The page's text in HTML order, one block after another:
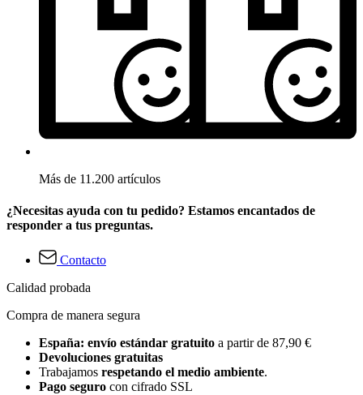
Más de 11.200 artículos
¿Necesitas ayuda con tu pedido? Estamos encantados de
responder a tus preguntas.
Contacto
Calidad probada
Compra de manera segura
España: envío estándar gratuito a partir de 87,90 €
Devoluciones gratuitas
Trabajamos respetando el medio ambiente.
Pago seguro con cifrado SSL